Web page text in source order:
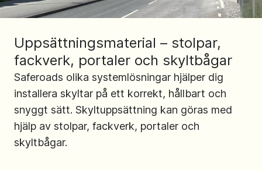
Uppsättningsmaterial – stolpar,
fackverk, portaler och skyltbågar
Saferoads olika systemlösningar hjälper dig
installera skyltar på ett korrekt, hållbart och
snyggt sätt. Skyltuppsättning kan göras med
hjälp av stolpar, fackverk, portaler och
skyltbågar.